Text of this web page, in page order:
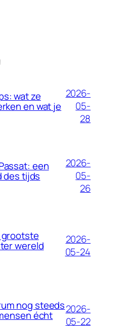
wat ze
en wat je
2026-
05-
28
een
des tijds
2026-
05-
26
wereld
2026-
05-24
nog steeds
écht
2026-
05-22